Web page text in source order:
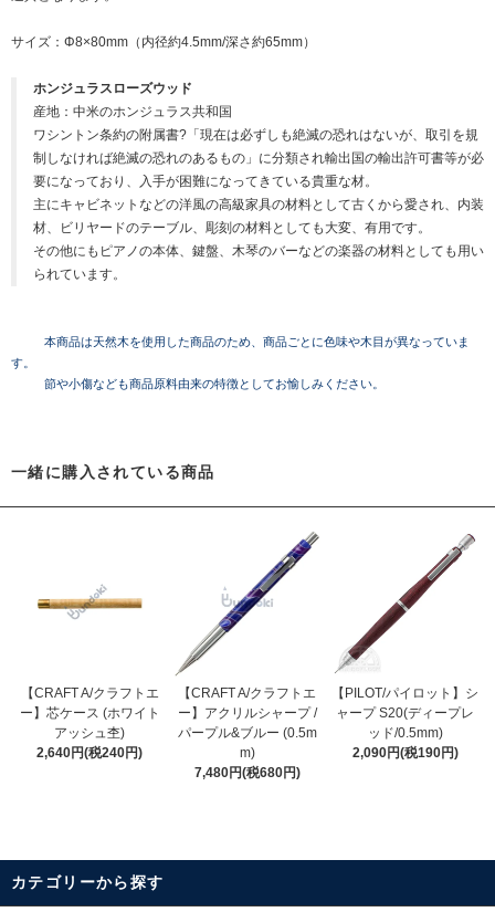
サイズ：Φ8×80mm（内径約4.5mm/深さ約65mm）
ホンジュラスローズウッド
産地：中米のホンジュラス共和国
ワシントン条約の附属書?「現在は必ずしも絶滅の恐れはないが、取引を規
制しなければ絶滅の恐れのあるもの」に分類され輸出国の輸出許可書等が必
要になっており、入手が困難になってきている貴重な材。
主にキャビネットなどの洋風の高級家具の材料として古くから愛され、内装
材、ビリヤードのテーブル、彫刻の材料としても大変、有用です。
その他にもピアノの本体、鍵盤、木琴のバーなどの楽器の材料としても用い
られています。
本商品は天然木を使用した商品のため、商品ごとに色味や木目が異なっていま
す。
節や小傷なども商品原料由来の特徴としてお愉しみください。
一緒に購入されている商品
【CRAFT A/クラフトエ
ー】芯ケース (ホワイト
アッシュ杢)
2,640円(税240円)
【CRAFT A/クラフトエ
ー】アクリルシャープ /
パープル&ブルー (0.5m
m)
7,480円(税680円)
【PILOT/パイロット】シ
ャープ S20(ディープレ
ッド/0.5mm)
2,090円(税190円)
カテゴリーから探す